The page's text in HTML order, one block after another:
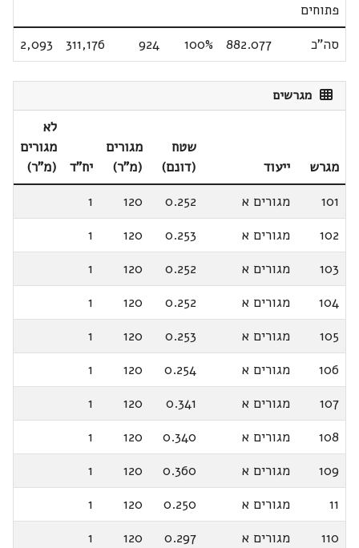
פתוחים
סה"כ 882.077
100%
924
311,176
2,093
מגרשים
מגרש ייעוד
שטח
(דונם)
מגורים
(מ"ר)
יח"ד
לא
מגורים
(מ"ר)
101
מגורים א 0.252
120
1
102
מגורים א 0.253
120
1
103
מגורים א 0.252
120
1
104
מגורים א 0.252
120
1
105
מגורים א 0.253
120
1
106
מגורים א 0.254
120
1
107
מגורים א 0.341
120
1
108
מגורים א 0.340
120
1
109
מגורים א 0.360
120
1
11
מגורים א 0.250
120
1
110
מגורים א 0.297
120
1